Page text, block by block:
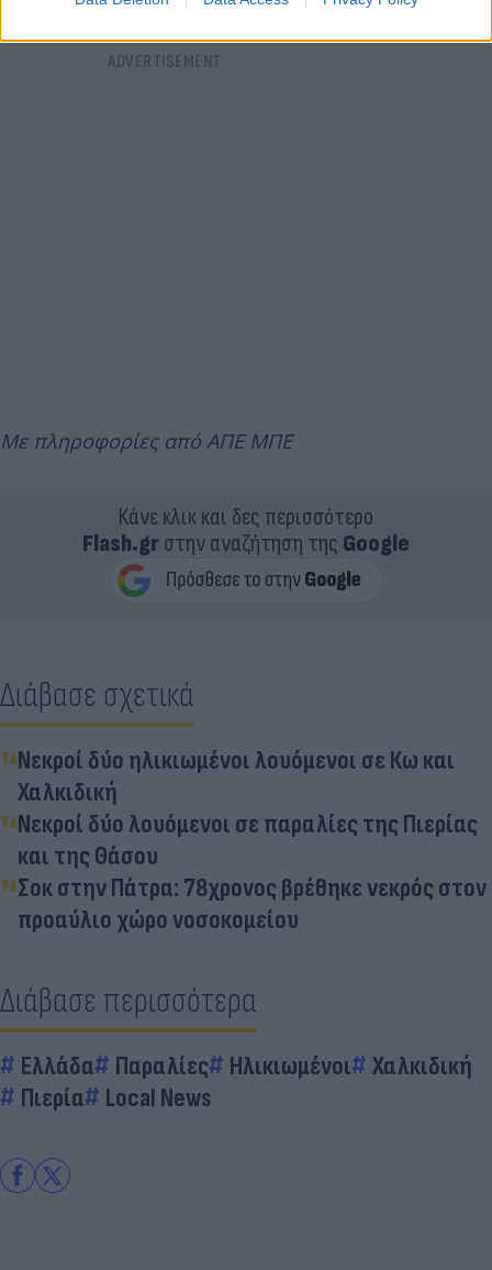
Με πληροφορίες από ΑΠΕ ΜΠΕ
Κάνε κλικ και δες περισσότερο
Flash.grστην αναζήτηση της Google
Διάβασε σχετικά
Νεκροί δύο ηλικιωμένοι λουόμενοι σε Κω και
Χαλκιδική
Νεκροί δύο λουόμενοι σε παραλίες της Πιερίας
και της Θάσου
Σοκ στην Πάτρα: 78χρονος βρέθηκε νεκρός στον
προαύλιο χώρο νοσοκομείου
Διάβασε περισσότερα
Ελλάδα Παραλίες Ηλικιωμένοι
Χαλκιδική
Πιερία
Local News